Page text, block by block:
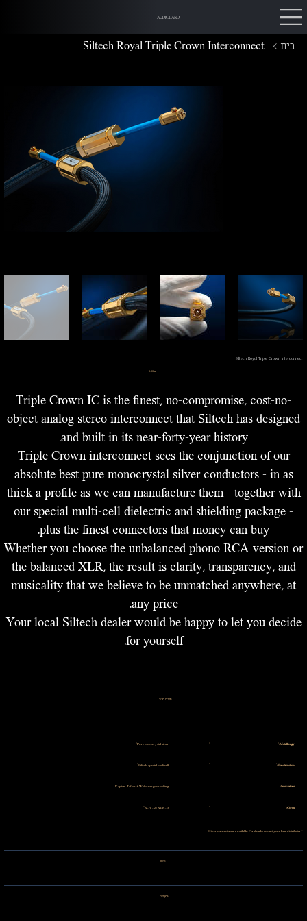
AUDIOLAND
בית >
Siltech Royal Triple Crown Interconnect
Siltech Royal Triple Crown Interconnect
מחיר
‏0.00 ‏₪
Triple Crown IC is the finest, no-compromise, cost-no-
object analog stereo interconnect that Siltech has designed
and built in its near-forty-year history.
Triple Crown interconnect sees the conjunction of our
absolute best pure monocrystal silver conductors – in as
thick a profile as we can manufacture them – together with
our special multi-cell dielectric and shielding package –
plus the finest connectors that money can buy.
Whether you choose the unbalanced phono RCA version or
the balanced XLR, the result is clarity, transparency, and
musicality that we believe to be unmatched anywhere, at
any price.
Your local Siltech dealer would be happy to let you decide
for yourself.
מפרט טכני
Metallurgy:
Pure monocrystal silver
Construction:
Siltech special multicell
Insulators:
Kapton, Teflon & Wide-range shielding
Cores:
RCA = 2 | XLR = 3
*Other connectors are available. For details, contact your local distributor.
מותג
ביקורות